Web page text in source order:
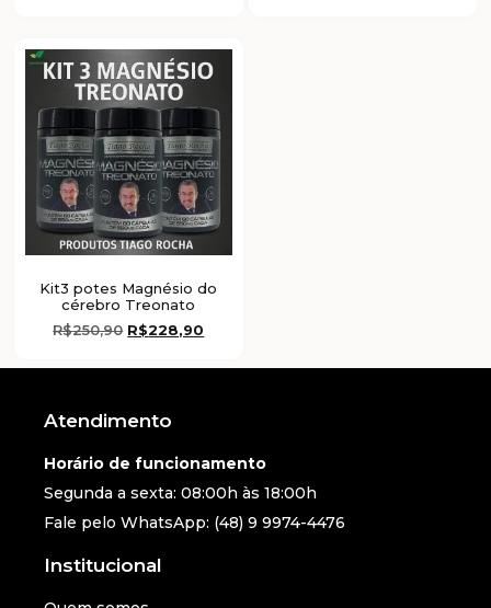
Kit3 potes Magnésio do
cérebro Treonato
R$250,90 R$228,90
Atendimento
Horário de funcionamento
Segunda a sexta: 08:00h às 18:00h
Fale pelo WhatsApp: (48) 9 9974-4476
Institucional